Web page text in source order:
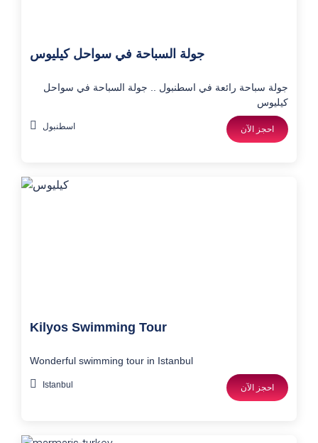
جولة السباحة في سواحل كيليوس
جولة سباحة رائعة في اسطنبول .. جولة السباحة في سواحل
كيليوس
اسطنبول احجز الآن
Kilyos Swimming Tour
Wonderful swimming tour in Istanbul
Istanbul احجز الآن